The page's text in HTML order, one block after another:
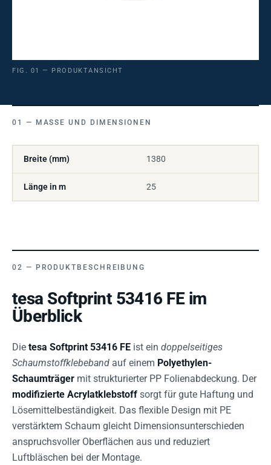
FIG. 01 — PRODUKTANSICHT
MASSE UND DIMENSIONEN
Breite (mm) 1380
Länge in m 25
PRODUKTBESCHREIBUNG
tesa Softprint 53416 FE im
Überblick
Die tesa Softprint 53416 FE ist ein doppelseitiges
Schaumstoffklebeband auf einem Polyethylen-
Schaumträger mit strukturierter PP Folienabdeckung. Der
modifizierte Acrylatklebstoff sorgt für gute Haftung und
Lösemittelbeständigkeit. Das flexible Design mit PE
verstärktem Schaum gleicht Dimensionsunterschieden
anspruchsvoller Oberflächen aus und reduziert
Luftbläschen bei der Montage.